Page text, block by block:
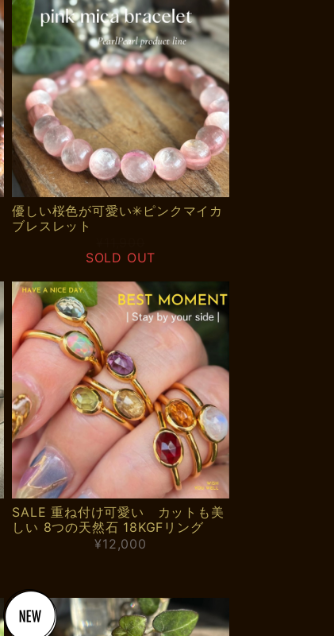
優しい桜色が可愛い✳︎ピンクマイカ
ブレスレット
SOLD OUT
SALE 重ね付け可愛い カットも美
しい 8つの天然石 18KGFリング
¥12,000